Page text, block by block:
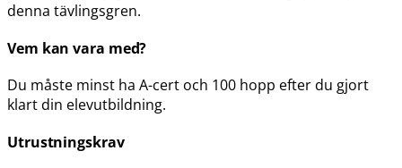
denna tävlingsgren.
Vem kan vara med?
Du måste minst ha A-cert och 100 hopp efter du gjort
klart din elevutbildning.
Utrustningskrav